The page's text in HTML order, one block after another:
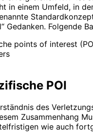
in einem Umfeld, in
Gedanken. Folgende
points of interest
POI
des
Zusammenhang
wie auch